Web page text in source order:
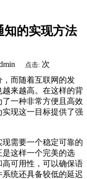
知的实现方法
点击: 次
而随着互联网的发
来越高。在这样的背
一种非常方便且高效
现这一目标提供了强
需要一个稳定可靠的
这样一个完美的选
可用性，可以确保语
统还具备较低的延迟